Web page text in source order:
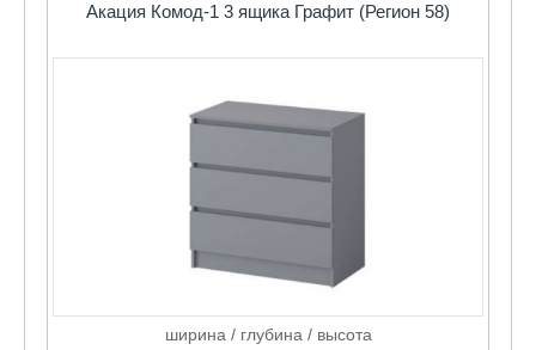
Акация Комод-1 3 ящика Графит (Регион 58)
ширина / глубина / высота